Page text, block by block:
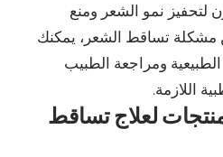
لتحفيز نمو الشعر ومنع
مشكلة تساقط الشعر، يمكنك
ومراجعة الطبيب
اللازمة.
لعلاج تساقط